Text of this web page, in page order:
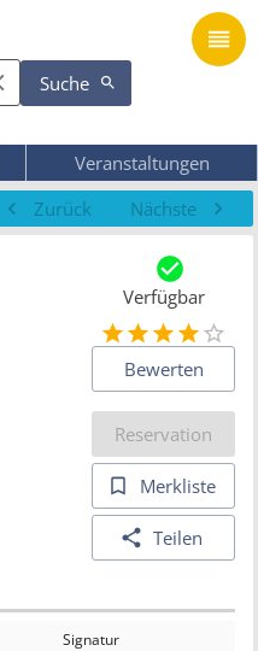
Suche
Veranstaltungen
Zurück Nächste
Verfügbar
Bewerten
Reservation
Merkliste
Teilen
Signatur